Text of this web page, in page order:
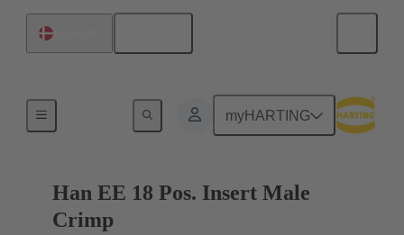
myHARTING
Strømstyrker op til 16 A
Han EE 18 Pos. Insert Male
Crimp